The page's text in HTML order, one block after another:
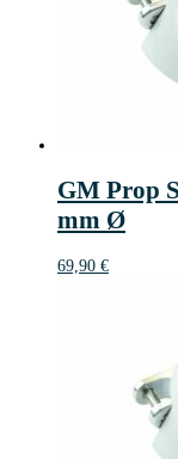
GM Prop
mm Ø
69,90 €